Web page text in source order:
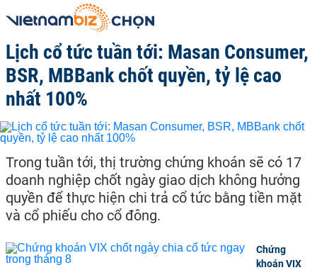
Lịch cổ tức tuần tới: Masan Consumer,
BSR, MBBank chốt quyền, tỷ lệ cao
nhất 100%
Trong tuần tới, thị trường chứng khoán sẽ có 17
doanh nghiệp chốt ngày giao dịch không hưởng
quyền để thực hiện chi trả cổ tức bằng tiền mặt
và cổ phiếu cho cổ đông.
Chứng
khoán VIX